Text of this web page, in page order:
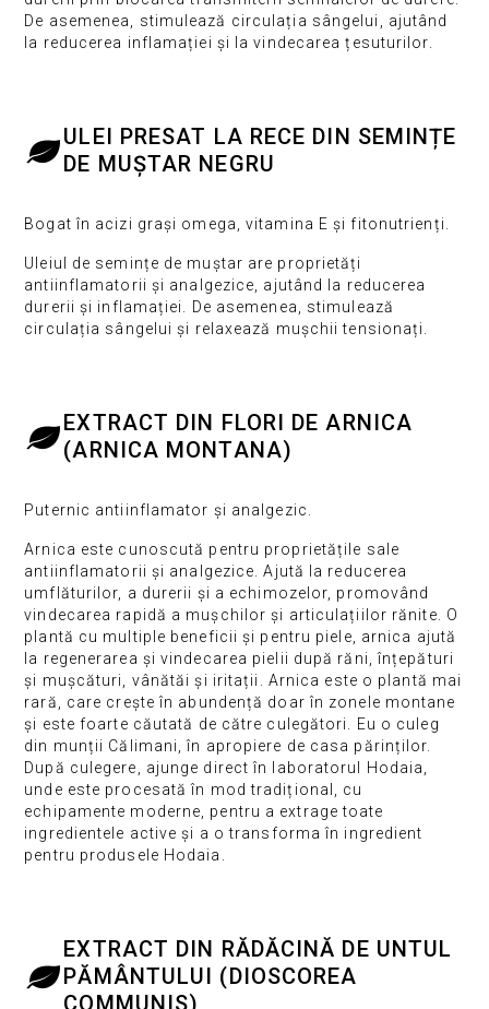
De asemenea, stimulează circulația sângelui, ajutând
la reducerea inflamației și la vindecarea țesuturilor.
ULEI PRESAT LA RECE DIN SEMINȚE
DE MUȘTAR NEGRU
Bogat în acizi grași omega, vitamina E și fitonutrienți.
Uleiul de semințe de muștar are proprietăți
antiinflamatorii și analgezice, ajutând la reducerea
durerii și inflamației. De asemenea, stimulează
circulația sângelui și relaxează mușchii tensionați.
EXTRACT DIN FLORI DE ARNICA
(ARNICA MONTANA)
Puternic antiinflamator și analgezic.
Arnica este cunoscută pentru proprietățile sale
antiinflamatorii și analgezice. Ajută la reducerea
umflăturilor, a durerii și a echimozelor, promovând
vindecarea rapidă a mușchilor și articulațiilor rănite. O
plantă cu multiple beneficii și pentru piele, arnica ajută
la regenerarea și vindecarea pielii după răni, înțepături
și mușcături, vânătăi și iritații. Arnica este o plantă mai
rară, care crește în abundență doar în zonele montane
și este foarte căutată de către culegători. Eu o culeg
din munții Călimani, în apropiere de casa părinților.
După culegere, ajunge direct în laboratorul Hodaia,
unde este procesată în mod tradițional, cu
echipamente moderne, pentru a extrage toate
ingredientele active și a o transforma în ingredient
pentru produsele Hodaia.
EXTRACT DIN RĂDĂCINĂ DE UNTUL
PĂMÂNTULUI (DIOSCOREA